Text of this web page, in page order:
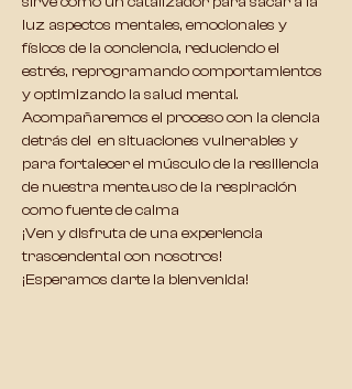
luz aspectos mentales, emocionales y
físicos de la conciencia, reduciendo el
estrés, reprogramando comportamientos
y optimizando la salud mental.
Acompañaremos el proceso con la ciencia
detrás del en situaciones vulnerables y
para fortalecer el músculo de la resiliencia
de nuestra mente.uso de la respiración
como fuente de calma
¡Ven y disfruta de una experiencia
trascendental con nosotros!
¡Esperamos darte la bienvenida!